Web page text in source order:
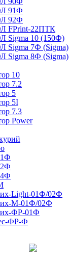
91Ф
92Ф
FPrint-22ПТК
Sigma 10 (150Ф)
Sigma 7Ф (Sigma)
Sigma 8Ф (Sigma)
10
7.2
5
5I
7.3
Power
Light-01Ф/02Ф
М-01Ф/02Ф
ФР-01Ф
ФР-Ф